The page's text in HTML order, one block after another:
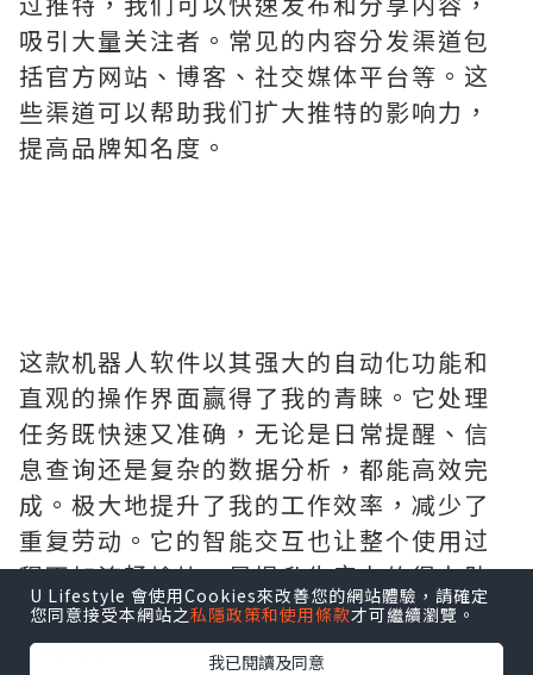
吸引大量关注者。常见的内容分发渠道包
括官方网站、博客、社交媒体平台等。这
些渠道可以帮助我们扩大推特的影响力，
提高品牌知名度。
这款机器人软件以其强大的自动化功能和
直观的操作界面赢得了我的青睐。它处理
任务既快速又准确，无论是日常提醒、信
息查询还是复杂的数据分析，都能高效完
成。极大地提升了我的工作效率，减少了
重复劳动。它的智能交互也让整个使用过
程更加流畅愉快，是提升生产力的得力助
手。需要的拿去吧,官网
http://www.vst.tw
U Lifestyle 會使用Cookies來改善您的網站體驗，請確定
您同意接受本網站之私隱政策和使用條款才可繼續瀏覽。
我已閱讀及同意